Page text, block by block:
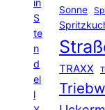
in
S
te
n
d
el
l
Sonne
TRAXX